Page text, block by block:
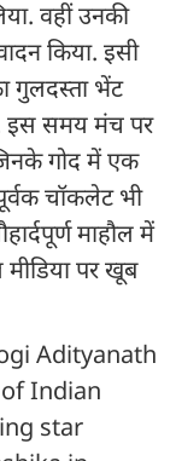
वहीं उनकी
किया. इसी
गुलदस्ता भेंट
इस समय मंच पर
गोद में एक
चॉकलेट भी
माहौल में
पर खूब
Adityanath
Indian
star